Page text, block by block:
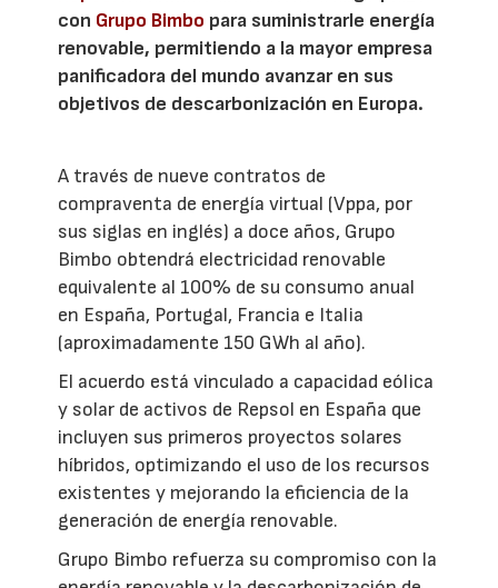
con Grupo Bimbo para suministrarle energía
renovable, permitiendo a la mayor empresa
panificadora del mundo avanzar en sus
objetivos de descarbonización en Europa.
A través de nueve contratos de
compraventa de energía virtual (Vppa, por
sus siglas en inglés) a doce años, Grupo
Bimbo obtendrá electricidad renovable
equivalente al 100% de su consumo anual
en España, Portugal, Francia e Italia
(aproximadamente 150 GWh al año).
El acuerdo está vinculado a capacidad eólica
y solar de activos de Repsol en España que
incluyen sus primeros proyectos solares
híbridos, optimizando el uso de los recursos
existentes y mejorando la eficiencia de la
generación de energía renovable.
Grupo Bimbo refuerza su compromiso con la